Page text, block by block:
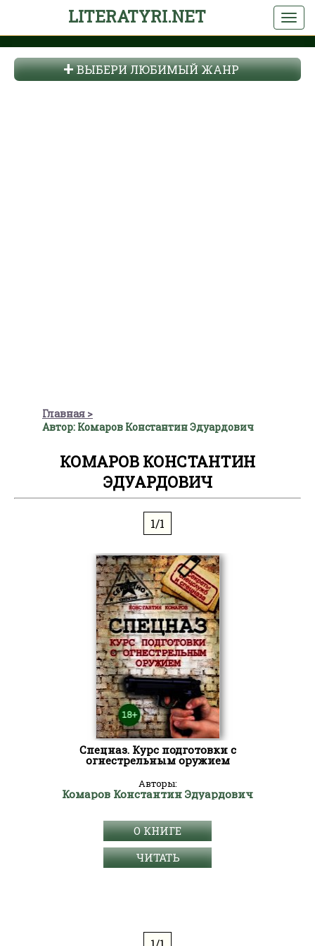
LITERATYRI.NET
ВЫБЕРИ ЛЮБИМЫЙ ЖАНР
Главная
Автор: Комаров Константин Эдуардович
КОМАРОВ КОНСТАНТИН
ЭДУАРДОВИЧ
1/1
Спецназ. Курс подготовки с
огнестрельным оружием
Авторы:
Комаров Константин Эдуардович
О КНИГЕ
ЧИТАТЬ